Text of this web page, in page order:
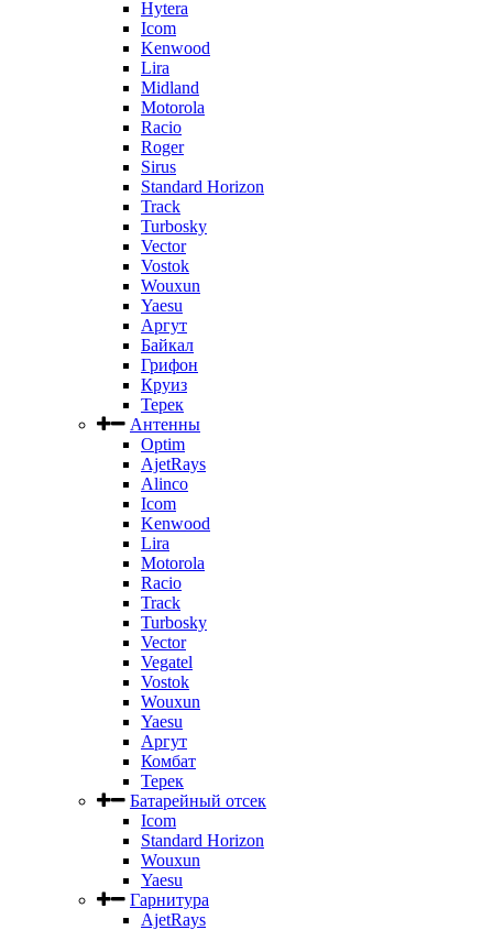
Hytera
Icom
Kenwood
Lira
Midland
Motorola
Racio
Roger
Sirus
Standard Horizon
Track
Turbosky
Vector
Vostok
Wouxun
Yaesu
Аргут
Байкал
Грифон
Круиз
Терек
Антенны
Optim
AjetRays
Alinco
Icom
Kenwood
Lira
Motorola
Racio
Track
Turbosky
Vector
Vegatel
Vostok
Wouxun
Yaesu
Аргут
Комбат
Терек
Батарейный отсек
Icom
Standard Horizon
Wouxun
Yaesu
Гарнитура
AjetRays